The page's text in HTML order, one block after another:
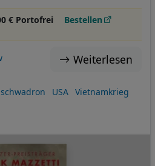
€ Portofrei Bestellen
Weiterlesen
USA
Vietnamkrieg